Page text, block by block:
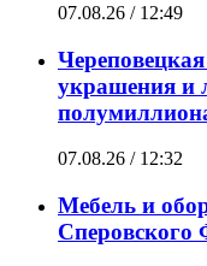
07.08.26 / 12:49
украшения и
07.08.26 / 12:32
Мебель и
Сперовского